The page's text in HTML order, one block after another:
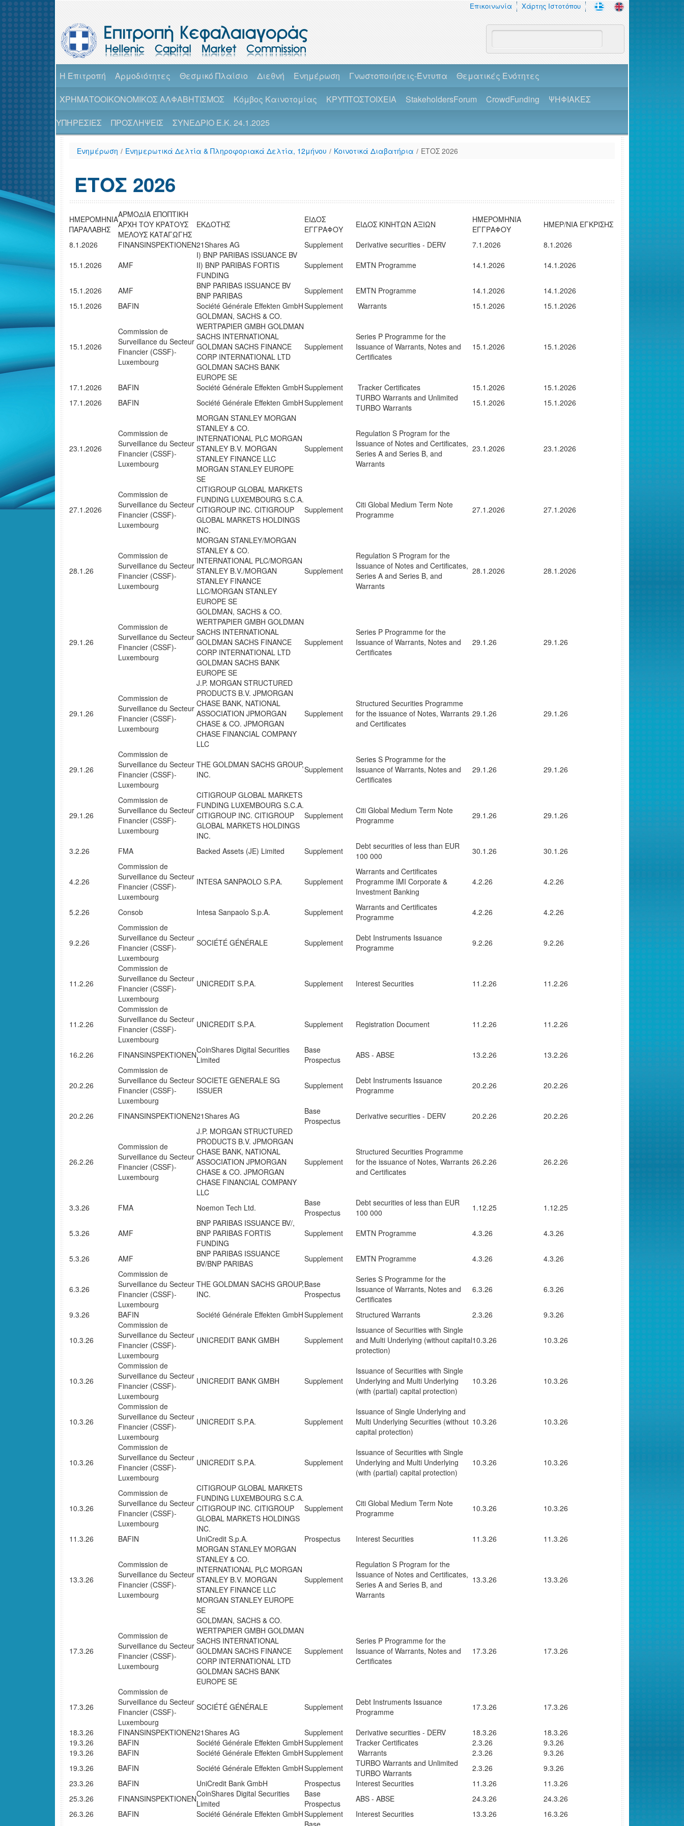
Επικοινωνία Χάρτης Ιστοτόπου
H Επιτροπή Αρμοδιότητες Θεσμικό Πλαίσιο Διεθνή Ενημέρωση Γνωστοποιήσεις-Έντυπα
Θεματικές Ενότητες
ΧΡΗΜΑΤΟΟΙΚΟΝΟΜΙΚΟΣ ΑΛΦΑΒΗΤΙΣΜΟΣ
Κόμβος Καινοτομίας ΚΡΥΠΤΟΣΤΟΙΧΕΙΑ StakeholdersForum CrowdFunding
ΨΗΦΙΑΚΕΣ
ΥΠΗΡΕΣΙΕΣ
ΠΡΟΣΛΗΨΕΙΣ ΣΥΝΕΔΡΙΟ Ε.Κ. 24.1.2025
Ενημέρωση / Ενημερωτικά Δελτία & Πληροφοριακά Δελτία, 12μήνου / Κοινοτικά Διαβατήρια / ΕΤΟΣ 2026
ΕΤΟΣ 2026
ΗΜΕΡΟΜΗΝΙΑ
ΠΑΡΑΛΑΒΗΣ
AΡΜΟΔΙΑ ΕΠΟΠΤΙΚΗ
ΑΡΧΗ ΤΟΥ ΚΡΑΤΟΥΣ
ΜΕΛΟΥΣ ΚΑΤΑΓΩΓΗΣ
ΕΚΔΟΤΗΣ
ΕΙΔΟΣ
ΕΓΓΡΑΦΟΥ
ΕΙΔΟΣ ΚΙΝΗΤΩΝ ΑΞΙΩΝ
ΗΜΕΡΟΜΗΝΙΑ
ΕΓΓΡΑΦΟΥ
ΗΜΕΡ/ΝΙΑ ΕΓΚΡΙΣΗΣ
8.1.2026
FINANSINSPEKTIONEN21Shares AG Supplement Derivative securities - DERV 7.1.2026
8.1.2026
15.1.2026
AMF
I) BNP PARIBAS ISSUANCE BV
II) BNP PARIBAS FORTIS
FUNDING
Supplement EMTN Programme 14.1.2026 14.1.2026
15.1.2026 AMF
BNP PARIBAS ISSUANCE BV
BNP PARIBAS
Supplement EMTN Programme 14.1.2026
14.1.2026
15.1.2026
BAFIN Société Générale Effekten GmbHSupplement Warrants 15.1.2026 15.1.2026
15.1.2026
Commission de
Surveillance du Secteur
Financier (CSSF)-
Luxembourg
GOLDMAN, SACHS & CO.
WERTPAPIER GMBH GOLDMAN
SACHS INTERNATIONAL
GOLDMAN SACHS FINANCE
CORP INTERNATIONAL LTD
GOLDMAN SACHS BANK
EUROPE SE
Supplement
Series P Programme for the
Issuance of Warrants, Notes and
Certificates
15.1.2026 15.1.2026
17.1.2026 BAFIN Société Générale Effekten GmbHSupplement Tracker Certificates 15.1.2026
15.1.2026
17.1.2026
BAFIN Société Générale Effekten GmbHSupplement
TURBO Warrants and Unlimited
TURBO Warrants
15.1.2026 15.1.2026
23.1.2026
Commission de
Surveillance du Secteur
Financier (CSSF)-
Luxembourg
MORGAN STANLEY MORGAN
STANLEY & CO.
INTERNATIONAL PLC MORGAN
STANLEY B.V. MORGAN
STANLEY FINANCE LLC
MORGAN STANLEY EUROPE
SE
Supplement
Regulation S Program for the
Issuance of Notes and Certificates,
Series A and Series B, and
Warrants
23.1.2026 23.1.2026
27.1.2026
Commission de
Surveillance du Secteur
Financier (CSSF)-
Luxembourg
CITIGROUP GLOBAL MARKETS
FUNDING LUXEMBOURG S.C.A.
CITIGROUP INC. CITIGROUP
GLOBAL MARKETS HOLDINGS
INC.
Supplement
Citi Global Medium Term Note
Programme
27.1.2026 27.1.2026
28.1.26
Commission de
Surveillance du Secteur
Financier (CSSF)-
Luxembourg
MORGAN STANLEY/MORGAN
STANLEY & CO.
INTERNATIONAL PLC/MORGAN
STANLEY B.V./MORGAN
STANLEY FINANCE
LLC/MORGAN STANLEY
EUROPE SE
Supplement
Regulation S Program for the
Issuance of Notes and Certificates,
Series A and Series B, and
Warrants
28.1.2026 28.1.2026
29.1.26
Commission de
Surveillance du Secteur
Financier (CSSF)-
Luxembourg
GOLDMAN, SACHS & CO.
WERTPAPIER GMBH GOLDMAN
SACHS INTERNATIONAL
GOLDMAN SACHS FINANCE
CORP INTERNATIONAL LTD
GOLDMAN SACHS BANK
EUROPE SE
Supplement
Series P Programme for the
Issuance of Warrants, Notes and
Certificates
29.1.26 29.1.26
29.1.26
Commission de
Surveillance du Secteur
Financier (CSSF)-
Luxembourg
J.P. MORGAN STRUCTURED
PRODUCTS B.V. JPMORGAN
CHASE BANK, NATIONAL
ASSOCIATION JPMORGAN
CHASE & CO. JPMORGAN
CHASE FINANCIAL COMPANY
LLC
Supplement
Structured Securities Programme
for the issuance of Notes, Warrants
and Certificates
29.1.26 29.1.26
29.1.26
Commission de
Surveillance du Secteur
Financier (CSSF)-
Luxembourg
THE GOLDMAN SACHS GROUP,
INC.
Supplement
Series S Programme for the
Issuance of Warrants, Notes and
Certificates
29.1.26 29.1.26
29.1.26
Commission de
Surveillance du Secteur
Financier (CSSF)-
Luxembourg
CITIGROUP GLOBAL MARKETS
FUNDING LUXEMBOURG S.C.A.
CITIGROUP INC. CITIGROUP
GLOBAL MARKETS HOLDINGS
INC.
Supplement
Citi Global Medium Term Note
Programme
29.1.26 29.1.26
3.2.26 FMA Backed Assets (JE) Limited Supplement
Debt securities of less than EUR
100 000
30.1.26 30.1.26
4.2.26
Commission de
Surveillance du Secteur
Financier (CSSF)-
Luxembourg
INTESA SANPAOLO S.P.A. Supplement
Warrants and Certificates
Programme IMI Corporate &
Investment Banking
4.2.26 4.2.26
5.2.26 Consob Intesa Sanpaolo S.p.A. Supplement
Warrants and Certificates
Programme
4.2.26 4.2.26
9.2.26
Commission de
Surveillance du Secteur
Financier (CSSF)-
Luxembourg
SOCIÉTÉ GÉNÉRALE Supplement
Debt Instruments Issuance
Programme
9.2.26 9.2.26
11.2.26
Commission de
Surveillance du Secteur
Financier (CSSF)-
Luxembourg
UNICREDIT S.P.A. Supplement Interest Securities 11.2.26 11.2.26
11.2.26
Commission de
Surveillance du Secteur
Financier (CSSF)-
Luxembourg
UNICREDIT S.P.A. Supplement Registration Document 11.2.26 11.2.26
16.2.26 FINANSINSPEKTIONENCoinShares Digital Securities
Limited
Base
Prospectus
ABS - ABSE 13.2.26 13.2.26
20.2.26
Commission de
Surveillance du Secteur
Financier (CSSF)-
Luxembourg
SOCIETE GENERALE SG
ISSUER
Supplement
Debt Instruments Issuance
Programme
20.2.26 20.2.26
20.2.26 FINANSINSPEKTIONEN21Shares AG
Base
Prospectus
Derivative securities - DERV 20.2.26 20.2.26
26.2.26
Commission de
Surveillance du Secteur
Financier (CSSF)-
Luxembourg
J.P. MORGAN STRUCTURED
PRODUCTS B.V. JPMORGAN
CHASE BANK, NATIONAL
ASSOCIATION JPMORGAN
CHASE & CO. JPMORGAN
CHASE FINANCIAL COMPANY
LLC
Supplement
Structured Securities Programme
for the issuance of Notes, Warrants
and Certificates
26.2.26 26.2.26
3.3.26 FMA Noemon Tech Ltd.
Base
Prospectus
Debt securities of less than EUR
100 000
1.12.25 1.12.25
5.3.26 AMF
BNP PARIBAS ISSUANCE BV/,
BNP PARIBAS FORTIS
FUNDING
Supplement EMTN Programme 4.3.26 4.3.26
5.3.26 AMF
BNP PARIBAS ISSUANCE
BV/BNP PARIBAS
Supplement EMTN Programme 4.3.26 4.3.26
6.3.26
Commission de
Surveillance du Secteur
Financier (CSSF)-
Luxembourg
THE GOLDMAN SACHS GROUP,
INC.
Base
Prospectus
Series S Programme for the
Issuance of Warrants, Notes and
Certificates
6.3.26 6.3.26
9.3.26 BAFIN Société Générale Effekten GmbHSupplement Structured Warrants 2.3.26 9.3.26
10.3.26
Commission de
Surveillance du Secteur
Financier (CSSF)-
Luxembourg
UNICREDIT BANK GMBH Supplement
Issuance of Securities with Single
and Multi Underlying (without capital
protection)
10.3.26 10.3.26
10.3.26
Commission de
Surveillance du Secteur
Financier (CSSF)-
Luxembourg
UNICREDIT BANK GMBH Supplement
Issuance of Securities with Single
Underlying and Multi Underlying
(with (partial) capital protection)
10.3.26 10.3.26
10.3.26
Commission de
Surveillance du Secteur
Financier (CSSF)-
Luxembourg
UNICREDIT S.P.A. Supplement
Issuance of Single Underlying and
Multi Underlying Securities (without
capital protection)
10.3.26 10.3.26
10.3.26
Commission de
Surveillance du Secteur
Financier (CSSF)-
Luxembourg
UNICREDIT S.P.A. Supplement
Issuance of Securities with Single
Underlying and Multi Underlying
(with (partial) capital protection)
10.3.26 10.3.26
10.3.26
Commission de
Surveillance du Secteur
Financier (CSSF)-
Luxembourg
CITIGROUP GLOBAL MARKETS
FUNDING LUXEMBOURG S.C.A.
CITIGROUP INC. CITIGROUP
GLOBAL MARKETS HOLDINGS
INC.
Supplement
Citi Global Medium Term Note
Programme
10.3.26 10.3.26
11.3.26 BAFIN UniCredit S.p.A. Prospectus Interest Securities 11.3.26 11.3.26
13.3.26
Commission de
Surveillance du Secteur
Financier (CSSF)-
Luxembourg
MORGAN STANLEY MORGAN
STANLEY & CO.
INTERNATIONAL PLC MORGAN
STANLEY B.V. MORGAN
STANLEY FINANCE LLC
MORGAN STANLEY EUROPE
SE
Supplement
Regulation S Program for the
Issuance of Notes and Certificates,
Series A and Series B, and
Warrants
13.3.26 13.3.26
17.3.26
Commission de
Surveillance du Secteur
Financier (CSSF)-
Luxembourg
GOLDMAN, SACHS & CO.
WERTPAPIER GMBH GOLDMAN
SACHS INTERNATIONAL
GOLDMAN SACHS FINANCE
CORP INTERNATIONAL LTD
GOLDMAN SACHS BANK
EUROPE SE
Supplement
Series P Programme for the
Issuance of Warrants, Notes and
Certificates
17.3.26 17.3.26
17.3.26
Commission de
Surveillance du Secteur
Financier (CSSF)-
Luxembourg
SOCIÉTÉ GÉNÉRALE Supplement
Debt Instruments Issuance
Programme
17.3.26 17.3.26
18.3.26 FINANSINSPEKTIONEN21Shares AG Supplement Derivative securities - DERV 18.3.26
18.3.26
19.3.26
BAFIN Société Générale Effekten GmbHSupplement Tracker Certificates 2.3.26
9.3.26
19.3.26
BAFIN Société Générale Effekten GmbHSupplement Warrants 2.3.26
9.3.26
19.3.26
BAFIN Société Générale Effekten GmbHSupplement
TURBO Warrants and Unlimited
TURBO Warrants
2.3.26
9.3.26
23.3.26
BAFIN UniCredit Bank GmbH Prospectus Interest Securities 11.3.26
11.3.26
25.3.26
FINANSINSPEKTIONENCoinShares Digital Securities
Limited
Base
Prospectus
ABS - ABSE 24.3.26
24.3.26
26.3.26
BAFIN Société Générale Effekten GmbHSupplement Interest Securities 13.3.26
16.3.26
Base